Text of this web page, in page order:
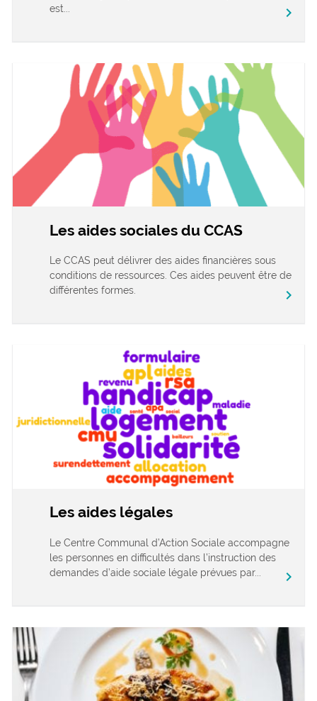
est...
chevron_right
Les aides sociales du CCAS
Le CCAS peut délivrer des aides financières sous
conditions de ressources. Ces aides peuvent être de
différentes formes.
chevron_right
Les aides légales
Le Centre Communal d’Action Sociale accompagne
les personnes en difficultés dans l’instruction des
demandes d’aide sociale légale prévues par...
chevron_right